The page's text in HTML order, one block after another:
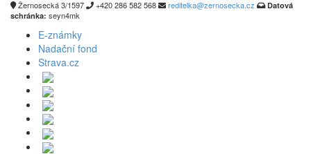
Žernosecká 3/1597 +420 286 582 568 reditelka@zernosecka.cz
Datová
schránka: seyn4mk
E-známky
Nadační fond
Strava.cz